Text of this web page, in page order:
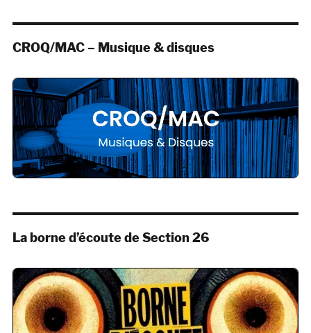
CROQ/MAC – Musique & disques
La borne d’écoute de Section 26